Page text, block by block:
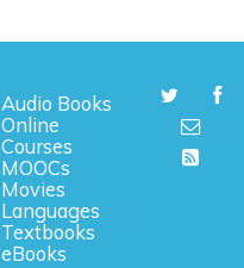
Audio Books
Online
Courses
MOOCs
Movies
Languages
Textbooks
eBooks